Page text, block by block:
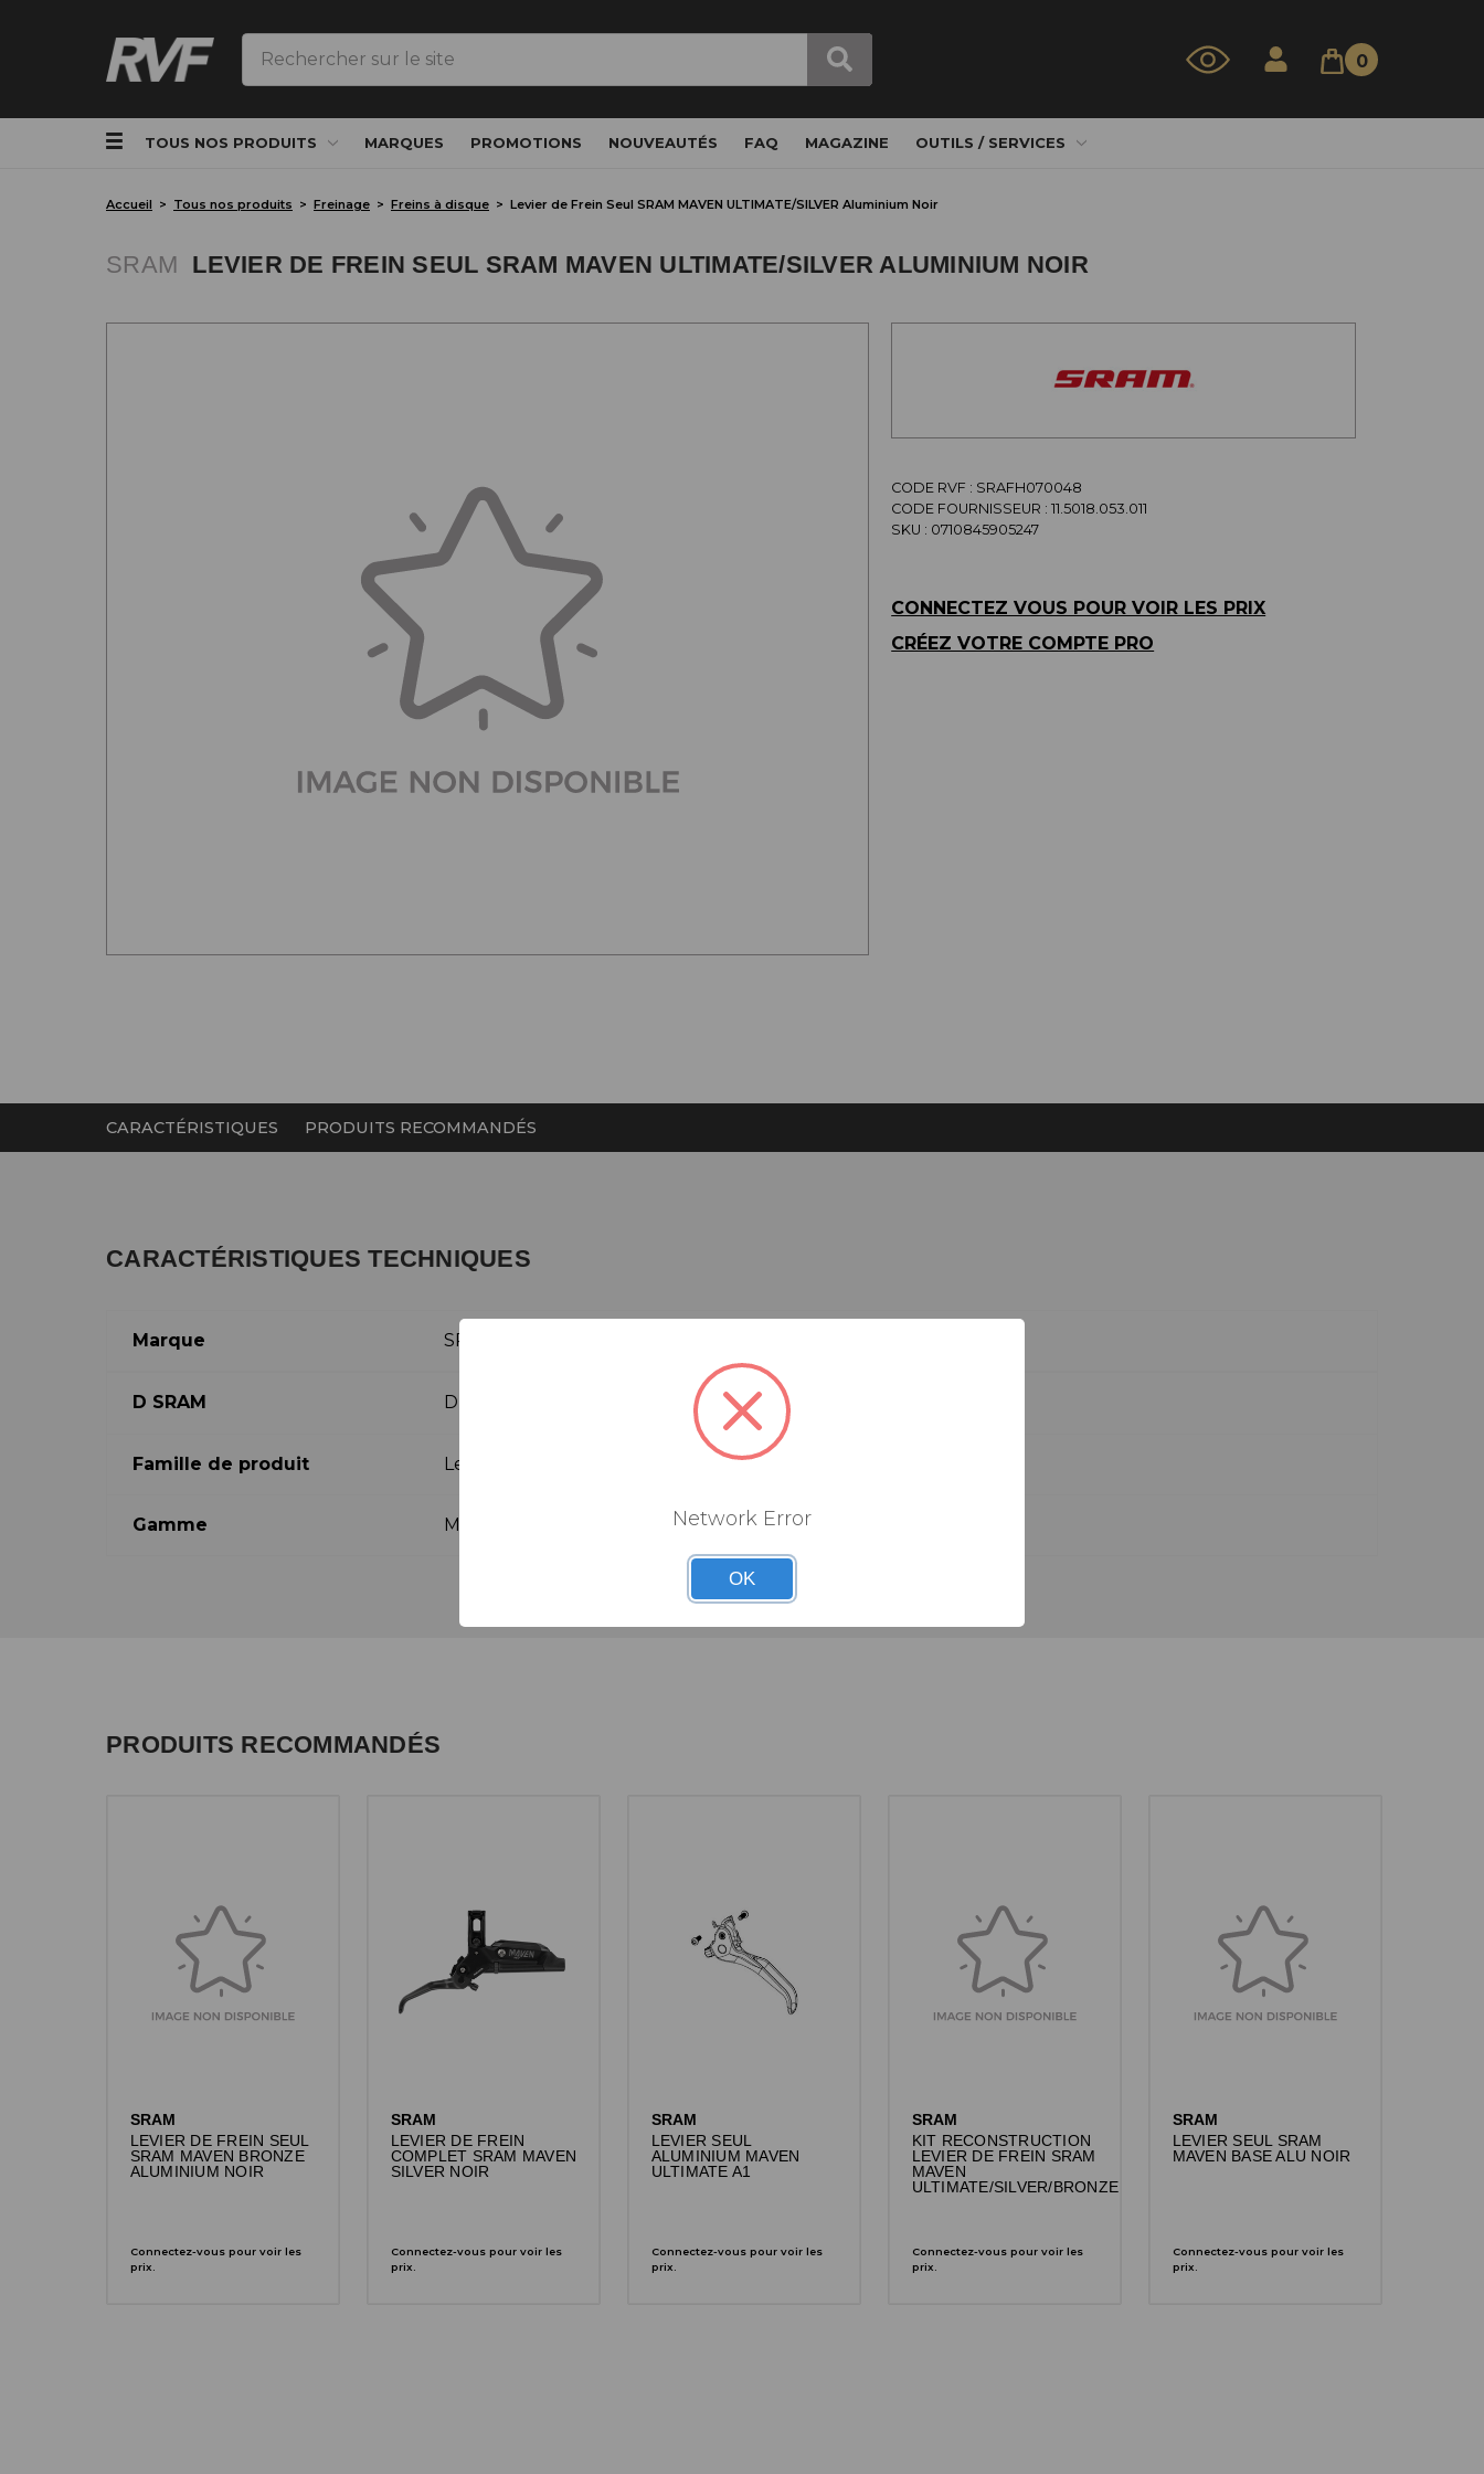
0
TOUS NOS PRODUITS MARQUES PROMOTIONS NOUVEAUTÉS FAQ MAGAZINE OUTILS / SERVICES
Accueil Tous nos produits Freinage Freins à disque Levier de Frein Seul SRAM MAVEN ULTIMATE/SILVER Aluminium Noir
SRAM LEVIER DE FREIN SEUL SRAM MAVEN ULTIMATE/SILVER ALUMINIUM NOIR
CODE RVF : SRAFH070048
CODE FOURNISSEUR :11.5018.053.011
SKU : 0710845905247
CONNECTEZ VOUS POUR VOIR LES PRIX
CRÉEZ VOTRE COMPTE PRO
CARACTÉRISTIQUES PRODUITS RECOMMANDÉS
CARACTÉRISTIQUES TECHNIQUES
Marque SRAM
D SRAM DB-SPP-A0
Famille de produit Leviers
Gamme Maven
PRODUITS RECOMMANDÉS
SRAM
LEVIER DE FREIN SEUL
SRAM MAVEN BRONZE
ALUMINIUM NOIR
Connectez-vous pour voir les
prix.
SRAM
LEVIER DE FREIN
COMPLET SRAM MAVEN
SILVER NOIR
Connectez-vous pour voir les
prix.
SRAM
LEVIER SEUL
ALUMINIUM MAVEN
ULTIMATE A1
Connectez-vous pour voir les
prix.
SRAM
KIT RECONSTRUCTION
LEVIER DE FREIN SRAM
MAVEN
ULTIMATE/SILVER/BRONZE
Connectez-vous pour voir les
prix.
SRAM
LEVIER SEUL SRAM
MAVEN BASE ALU NOIR
Connectez-vous pour voir les
prix.
Network Error
OK